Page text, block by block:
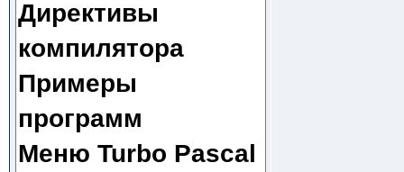
Директивы
компилятора
Примеры
программ
Меню Turbo Pascal